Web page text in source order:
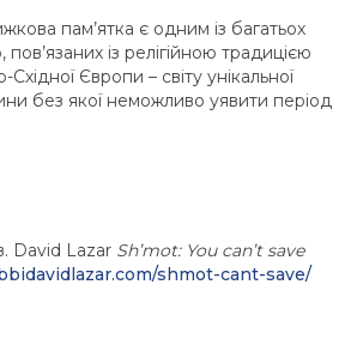
пам’ятка є одним із багатьох
із релігійною традицією
Європи – світу унікальної
без якої неможливо уявити період
David Lazar Sh’mot: You can’t save
shmot-cant-save/